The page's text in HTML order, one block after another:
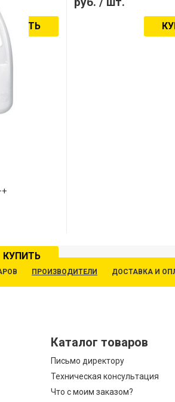
КУПИТЬ
КУПИТЬ
ПРОИЗВОДИТЕЛИ ДОСТАВКА И
Каталог товаров
Письмо директору
Техническая консультация
Что с моим заказом?